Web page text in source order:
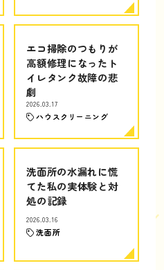
エコ掃除のつもりが
高額修理になったト
イレタンク故障の悲
劇
2026.03.17
ハウスクリーニング
洗面所の水漏れに慌
てた私の実体験と対
処の記録
2026.03.16
洗面所